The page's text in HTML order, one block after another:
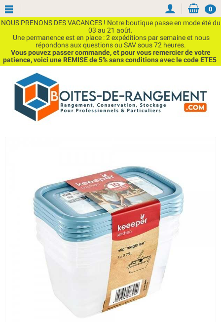
NOUS PRENONS DES VACANCES ! Notre boutique passe en mode été du
03 au 21 août.
Une permanence est en place : 2 expéditions par semaine et nous
répondons aux questions ou SAV sous 72 heures.
Vous pouvez passer commande, et pour vous remercier de votre
patience, voici une REMISE de 5% sans conditions avec le code ETE5
0